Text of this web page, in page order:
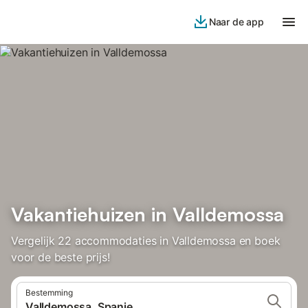
Naar de app
Vakantiehuizen in Valldemossa
Vergelijk 22 accommodaties in Valldemossa en boek
voor de beste prijs!
Bestemming